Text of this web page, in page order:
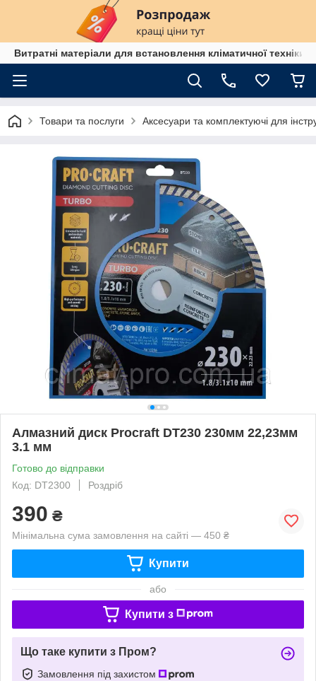
Витратні матеріали для встановлення кліматичної техніки
Товари та послуги Аксесуари та комплектуючі для
Алмазний диск Procraft DT230 230мм 22,23мм
3.1 мм
Готово до відправки
Код: DT2300
Роздріб
390 ₴
Мінімальна сума замовлення на сайті — 450 ₴
Купити
або
Купити з
Що таке купити з Пром?
Замовлення під захистом